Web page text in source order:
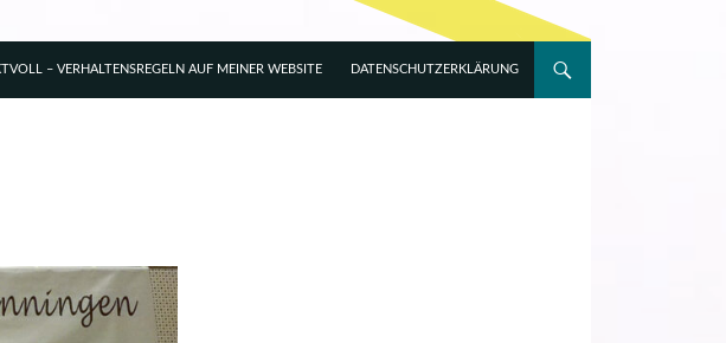
DATENSCHUTZERKLÄRUNG
– VERHALTENSREGELN AUF MEINER WEBSITE